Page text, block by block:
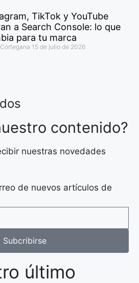
TikTok y YouTube
a Search Console: lo que
para tu marca
15 de julio de 2026
contenido?
nuestras novedades
de nuevos artículos de
Subcribirse
último